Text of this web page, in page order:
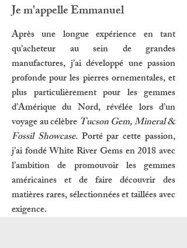
Je m'appelle Emmanuel
Après une longue expérience en tant
qu’acheteur au sein de grandes
manufactures, j’ai développé une passion
profonde pour les pierres ornementales, et
plus particulièrement pour les gemmes
d’Amérique du Nord, révélée lors d’un
voyage au célèbre Tucson Gem, Mineral &
Fossil Showcase.Porté par cette passion,
j’ai fondé White River Gems en 2018 avec
l’ambition de promouvoir les gemmes
américaines et de faire découvrir des
matières rares, sélectionnées et taillées avec
exigence.